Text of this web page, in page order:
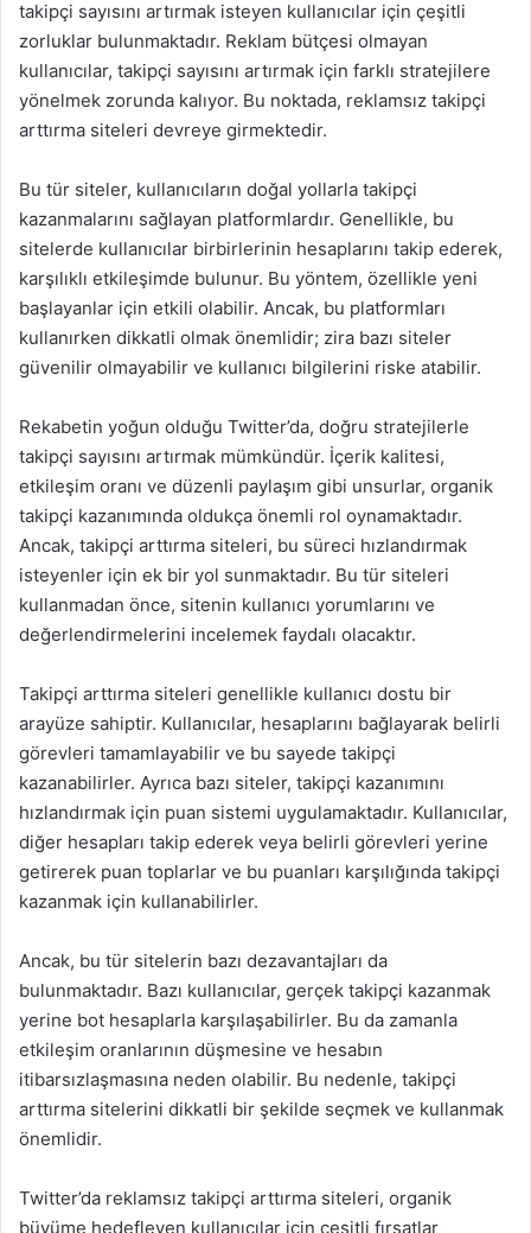
takipçi sayısını artırmak isteyen kullanıcılar için çeşitli
zorluklar bulunmaktadır. Reklam bütçesi olmayan
kullanıcılar, takipçi sayısını artırmak için farklı stratejilere
yönelmek zorunda kalıyor. Bu noktada, reklamsız takipçi
arttırma siteleri devreye girmektedir.
Bu tür siteler, kullanıcıların doğal yollarla takipçi
kazanmalarını sağlayan platformlardır. Genellikle, bu
sitelerde kullanıcılar birbirlerinin hesaplarını takip ederek,
karşılıklı etkileşimde bulunur. Bu yöntem, özellikle yeni
başlayanlar için etkili olabilir. Ancak, bu platformları
kullanırken dikkatli olmak önemlidir; zira bazı siteler
güvenilir olmayabilir ve kullanıcı bilgilerini riske atabilir.
Rekabetin yoğun olduğu Twitter’da, doğru stratejilerle
takipçi sayısını artırmak mümkündür. İçerik kalitesi,
etkileşim oranı ve düzenli paylaşım gibi unsurlar, organik
takipçi kazanımında oldukça önemli rol oynamaktadır.
Ancak, takipçi arttırma siteleri, bu süreci hızlandırmak
isteyenler için ek bir yol sunmaktadır. Bu tür siteleri
kullanmadan önce, sitenin kullanıcı yorumlarını ve
değerlendirmelerini incelemek faydalı olacaktır.
Takipçi arttırma siteleri genellikle kullanıcı dostu bir
arayüze sahiptir. Kullanıcılar, hesaplarını bağlayarak belirli
görevleri tamamlayabilir ve bu sayede takipçi
kazanabilirler. Ayrıca bazı siteler, takipçi kazanımını
hızlandırmak için puan sistemi uygulamaktadır. Kullanıcılar,
diğer hesapları takip ederek veya belirli görevleri yerine
getirerek puan toplarlar ve bu puanları karşılığında takipçi
kazanmak için kullanabilirler.
Ancak, bu tür sitelerin bazı dezavantajları da
bulunmaktadır. Bazı kullanıcılar, gerçek takipçi kazanmak
yerine bot hesaplarla karşılaşabilirler. Bu da zamanla
etkileşim oranlarının düşmesine ve hesabın
itibarsızlaşmasına neden olabilir. Bu nedenle, takipçi
arttırma sitelerini dikkatli bir şekilde seçmek ve kullanmak
önemlidir.
Twitter’da reklamsız takipçi arttırma siteleri, organik
büyüme hedefleyen kullanıcılar için çeşitli fırsatlar